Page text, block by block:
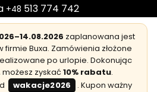
+48 513 774 742
zaplanowana jest
Buxa. Zamówienia złożone
po urlopie. Dokonując
zyskać 10% rabatu.
wakacje2026
. Kupon ważny